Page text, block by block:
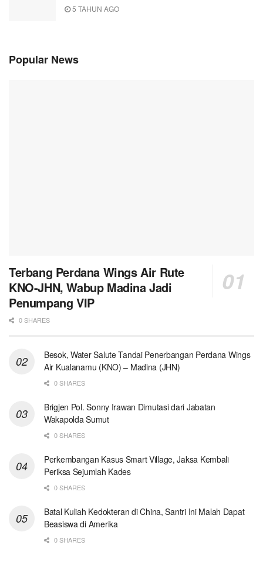
5 TAHUN AGO
Popular News
Terbang Perdana Wings Air Rute
KNO-JHN, Wabup Madina Jadi
Penumpang VIP
0 SHARES
Besok, Water Salute Tandai Penerbangan Perdana Wings
Air Kualanamu (KNO) – Madina (JHN)
0 SHARES
Brigjen Pol. Sonny Irawan Dimutasi dari Jabatan
Wakapolda Sumut
0 SHARES
Perkembangan Kasus Smart Village, Jaksa Kembali
Periksa Sejumlah Kades
0 SHARES
Batal Kuliah Kedokteran di China, Santri Ini Malah Dapat
Beasiswa di Amerika
0 SHARES